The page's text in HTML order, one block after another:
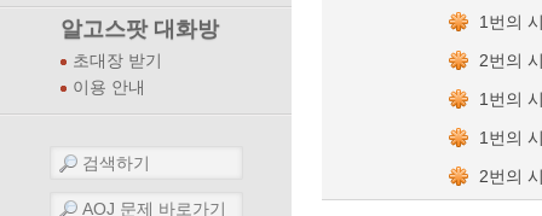
알고스팟 대화방
초대장 받기
이용 안내
1번의
2번의
1번의
1번의
2번의